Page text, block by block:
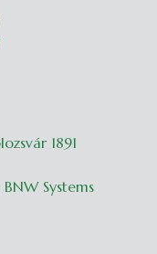
1891
Systems